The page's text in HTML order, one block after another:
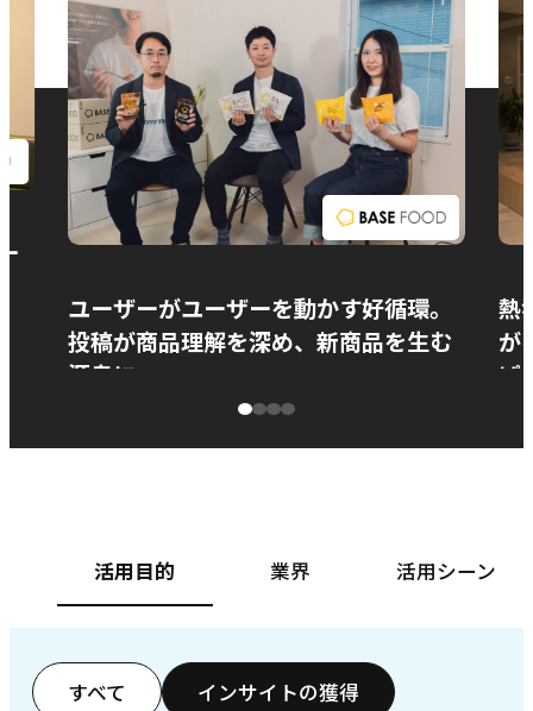
ユーザーがユーザーを動かす好循環。
投稿が商品理解を深め、新商品を生む
源泉に
熱
が
ぱ
活用目的 業界 活用シーン
すべて インサイトの獲得